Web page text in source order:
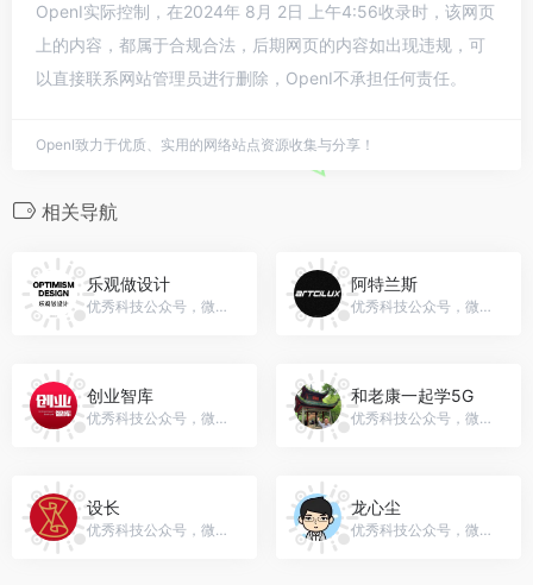
OpenI实际控制，在2024年 8月 2日 上午4:56收录时，该网页
上的内容，都属于合规合法，后期网页的内容如出现违规，可
以直接联系网站管理员进行删除，OpenI不承担任何责任。
OpenI致力于优质、实用的网络站点资源收集与分享！
相关导航
乐观做设计
优秀科技公众号，微信号：gh_2b7eb497d959
阿特兰斯
优秀科技公众号，微信号：artcilux
创业智库
优秀科技公众号，微信号：cyzk88
和老康一起学5G
优秀科技公众号，微信号：k_guoying
设长
优秀科技公众号，微信号：Designer--UP
龙心尘
优秀科技公众号，微信号：gh_4338051c6c55